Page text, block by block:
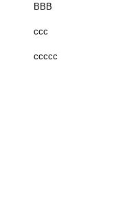
BBB
ccc
ccccc